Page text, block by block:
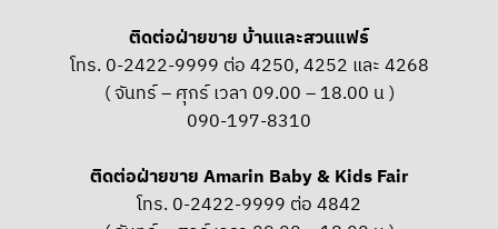
ติดต่อฝ่ายขาย บ้านและสวนแฟร์
โทร. 0-2422-9999 ต่อ 4250, 4252 และ 4268
( จันทร์ – ศุกร์ เวลา 09.00 – 18.00 น )
090-197-8310
ติดต่อฝ่ายขาย Amarin Baby & Kids Fair
โทร. 0-2422-9999 ต่อ 4842